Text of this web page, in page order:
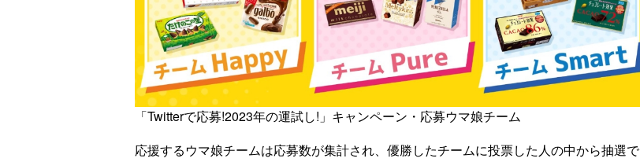
「Twitterで応募!2023年の運試し!」キャンペーン・応募ウマ娘チーム
応援するウマ娘チームは応募数が集計され、優勝したチームに投票した人の中から抽選で